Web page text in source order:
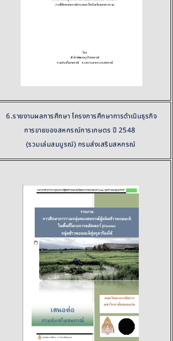
6.รายงานผลการศึกษา โครงการศึกษาการดำเนินธุรกิจ
การขายของสหกรณ์การเกษตร ปี 2548
(รวมเล่มสมบูรณ์) กรมส่งเสริมสหกรณ์